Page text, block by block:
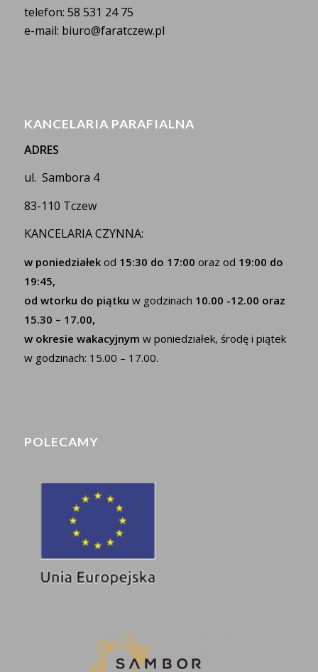
telefon: 58 531 24 75
e-mail: biuro@faratczew.pl
KANCELARIA PARAFIALNA
ADRES
ul. Sambora 4
83-110 Tczew
KANCELARIA CZYNNA:
w poniedziałekod 15:30 do 17:00 oraz od 19:00 do
19:45,
od wtorku do piątku w godzinach 10.00 -12.00 oraz
15.30 – 17.00,
w okresie wakacyjnym w poniedziałek, środę i piątek
w godzinach: 15.00 – 17.00.
POLECAMY